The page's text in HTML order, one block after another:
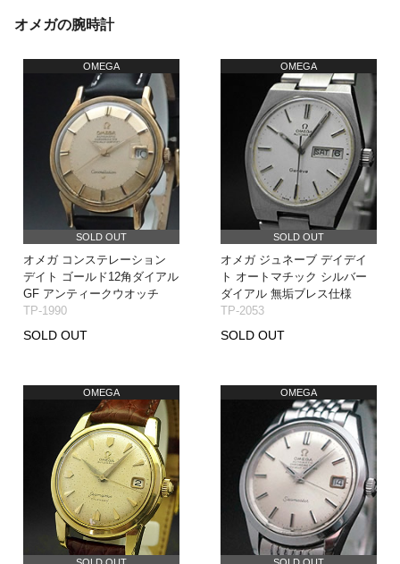
オメガの腕時計
OMEGA
SOLD OUT
オメガ コンステレーション
デイト ゴールド12角ダイアル
GF アンティークウオッチ
TP-1990
SOLD OUT
OMEGA
SOLD OUT
オメガ ジュネーブ デイデイ
ト オートマチック シルバー
ダイアル 無垢ブレス仕様
TP-2053
SOLD OUT
OMEGA OMEGA